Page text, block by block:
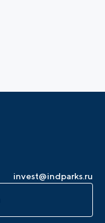
invest@indparks.ru